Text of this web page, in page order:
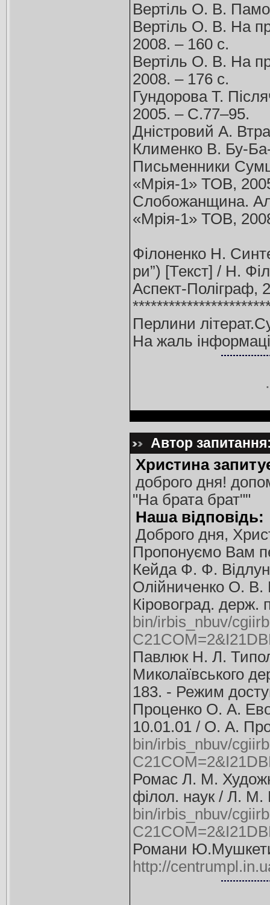
Вертіль О. В.
Вертіль О. В. На
2008. – 160 с.
Вертіль О. В. На
2008. – 176 с.
Гундорова Т.
2005. – С.77–95.
Дністровий А.
Клименко В. Бу-
Письменники
«Мрія-1» ТОВ,
Слобожанщина.
«Мрія-1» ТОВ,
Філоненко Н.
ри”) [Текст] / Н.
Аспект-Поліграф,
Перлини
На жаль
Автор
Христина
доброго дня!
"На брата брат""
Наша відповідь:
Доброго дня,
Пропонуємо Вам
Кейда Ф. Ф.
Олійниченко О. В.
Кіровоград. держ.
bin/irbis_nbuv/
Павлюк Н. Л.
Миколаївського
183. - Режим
Проценко О. А.
10.01.01 / О. А.
bin/irbis_nbuv/
Ромас Л. М.
філол. наук / Л. М.
bin/irbis_nbuv/
Романи
http://